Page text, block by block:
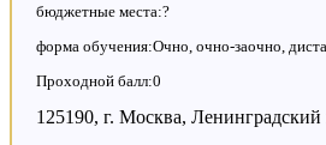
бюджетные места:?
форма обучения:Очно, очно-заочно,
Проходной балл:0
125190, г. Москва,